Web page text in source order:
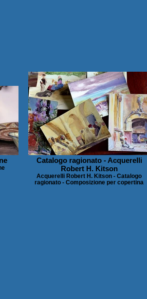
Catalogo ragionato - Acquerelli
Robert H. Kitson
Acquerelli Robert H. Kitson - Catalogo
ragionato - Composizione per copertina